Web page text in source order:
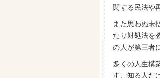
関する民法や
また思わぬ未
たり対処法を
の人が第三者
多くの人生構
す、知る人だ